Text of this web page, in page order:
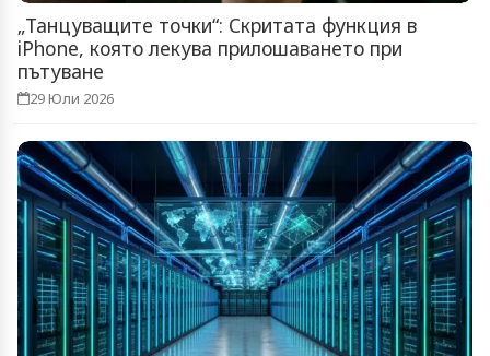
„Танцуващите точки“: Скритата функция в
iPhone, която лекува прилошаването при
пътуване
29 Юли 2026